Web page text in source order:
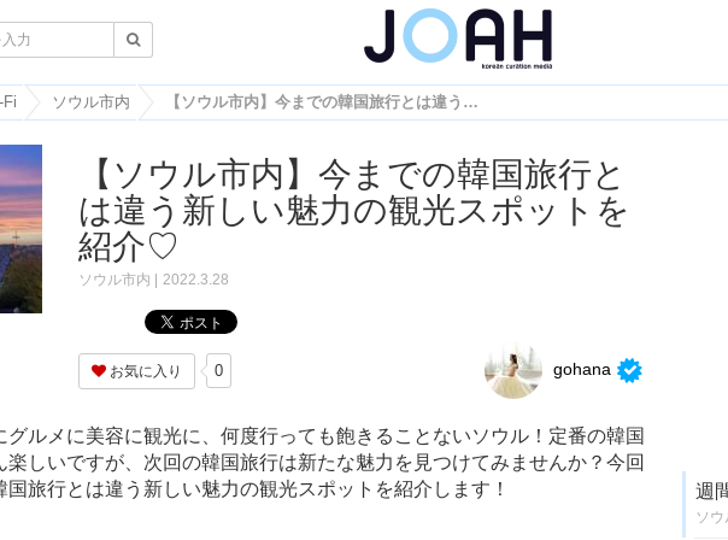
Fi ソウル市内 【ソウル市内】今までの韓国旅行とは違う新しい魅力の観光スポットを紹介♡
【ソウル市内】今までの韓国旅行と
は違う新しい魅力の観光スポットを
紹介♡
ソウル市内 2022.3.28
お気に入り 0 gohana
グルメに美容に観光に、何度行っても飽きることないソウル！定番の韓国
楽しいですが、次回の韓国旅行は新たな魅力を見つけてみませんか？今回
国旅行とは違う新しい魅力の観光スポットを紹介します！
週
ソ